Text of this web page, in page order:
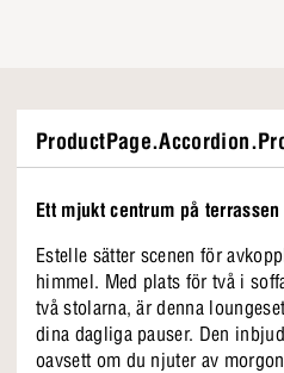
Ett mjukt centrum på terrassen
Estelle sätter scenen för
himmel. Med plats för två i
två stolarna, är denna
dina dagliga pauser. Den
oavsett om du njuter av